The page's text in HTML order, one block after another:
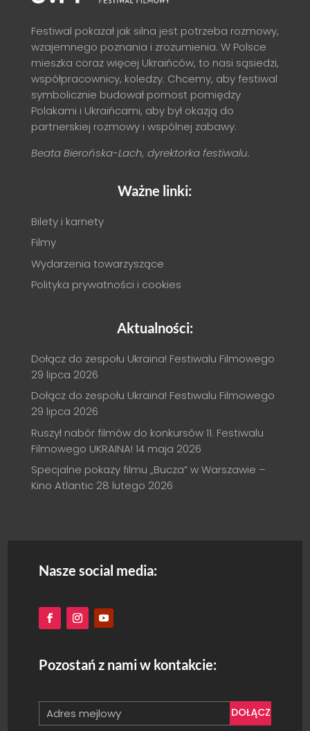
Festiwal pokazał jak silna jest potrzeba rozmowy,
wzajemnego poznania i zrozumienia. W Polsce
mieszka coraz więcej Ukraińców, to nasi sąsiedzi,
współpracownicy, koledzy. Chcemy, aby festiwal
symbolicznie budował pomost pomiędzy
Polakami i Ukraińcami, aby był okazją do
partnerskiej rozmowy i wspólnej zabawy.
Beata Bierońska-Lach, dyrektorka festiwalu.
Ważne linki:
Bilety i karnety
Filmy
Wydarzenia towarzyszące
Polityka prywatności i cookies
Aktualności:
Dołącz do zespołu Ukraina! Festiwalu Filmowego
29 lipca 2026
Dołącz do zespołu Ukraina! Festiwalu Filmowego
29 lipca 2026
Ruszył nabór filmów do konkursów 11. Festiwalu
Filmowego UKRAINA! 14 maja 2026
Specjalne pokazy filmu „Bucza” w Warszawie –
Kino Atlantic 28 lutego 2026
Nasze social media:
Pozostań z nami w kontakcie:
DOŁĄCZ